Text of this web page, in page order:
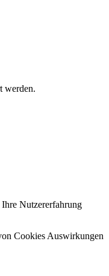
werden.
Nutzererfahrung
Cookies Auswirkungen